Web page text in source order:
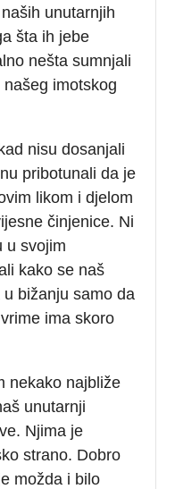
unutarnjih
šta ih jebe
nešta sumnjali
imotskog
nisu dosanjali
pribotunali da je
likom i djelom
činjenice. Ni
u svojim
kako se naš
bižanju samo da
ima skoro
nekako najbliže
unutarnji
Njima je
strano. Dobro
možda i bilo